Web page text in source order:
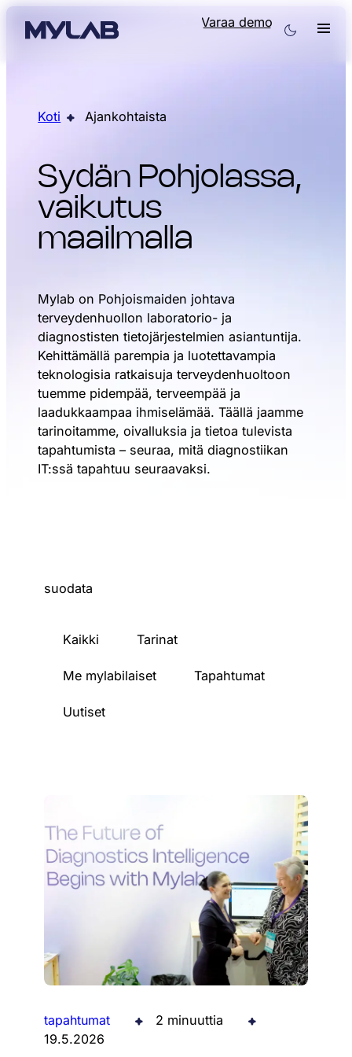
Varaa demo
Koti Ajankohtaista
Sydän Pohjolassa,
vaikutus
maailmalla
Mylab on Pohjoismaiden johtava
terveydenhuollon laboratorio- ja
diagnostisten tietojärjestelmien asiantuntija.
Kehittämällä parempia ja luotettavampia
teknologisia ratkaisuja terveydenhuoltoon
tuemme pidempää, terveempää ja
laadukkaampaa ihmiselämää. Täällä jaamme
tarinoitamme, oivalluksia ja tietoa tulevista
tapahtumista – seuraa, mitä diagnostiikan
IT:ssä tapahtuu seuraavaksi.
suodata
Kaikki Tarinat
Me mylabilaiset Tapahtumat
Uutiset
tapahtumat
2 minuuttia
19.5.2026